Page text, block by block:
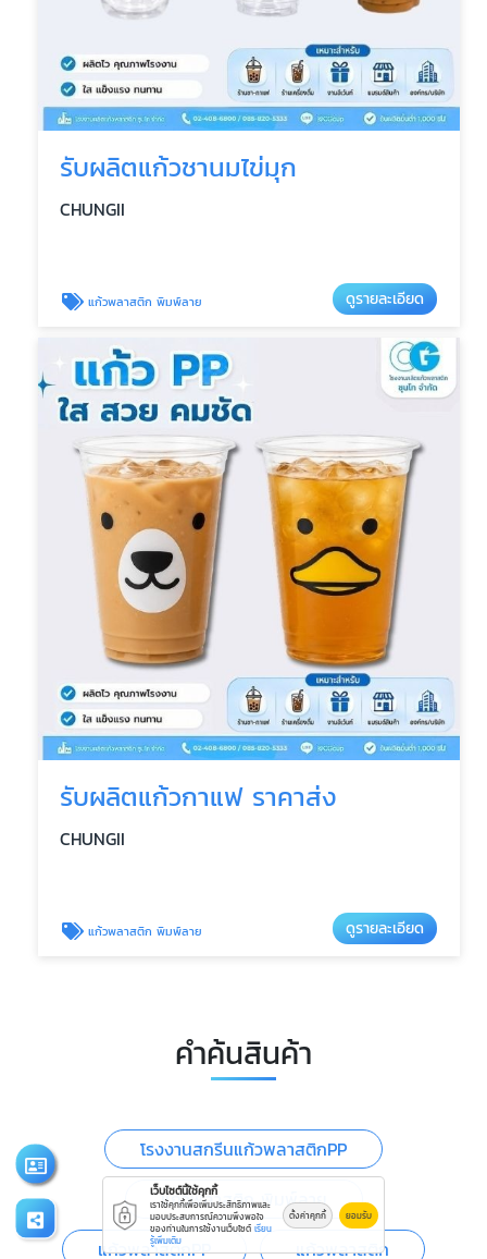
รับผลิตแก้วชานมไข่มุก
CHUNGII
แก้วพลาสติก พิมพ์ลาย ดูรายละเอียด
รับผลิตแก้วกาแฟ ราคาส่ง
CHUNGII
แก้วพลาสติก พิมพ์ลาย ดูรายละเอียด
คำค้นสินค้า
โรงงานสกรีนแก้วพลาสติกPP
แก้วพลาสติก พิมพ์ลาย
แก้วพลาสติกPP
แก้วพลาสติก
เว็บไซต์นี้ใช้คุกกี้
เราใช้คุกกี้เพื่อเพิ่มประสิทธิภาพและ
มอบประสบการณ์ความพึงพอใจ
ของท่านในการใช้งานเว็บไซต์ เรียน
รู้เพิ่มเติม
ตั้งค่าคุกกี้ ยอมรับ